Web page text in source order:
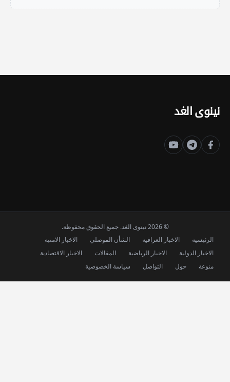
نينوى الغد
© 2026 نينوى الغد. جميع الحقوق محفوظة.
الرئيسية الاخبار العراقية الشأن الموصلي
الاخبار الامنية
الاخبار الدولية
الاخبار الرياضية المقالات
الاخبار الاقتصادية
منوعة
حول التواصل سياسة الخصوصية